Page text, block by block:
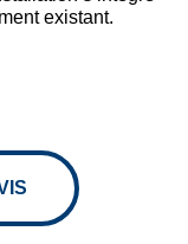
existant.